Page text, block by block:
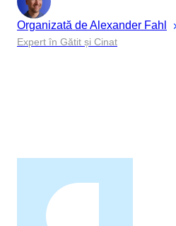
Organizată deAlexander Fahl
Expert în Gătit și Cinat